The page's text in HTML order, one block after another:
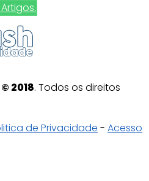
2018. Todos os direitos
de Privacidade - Acesso